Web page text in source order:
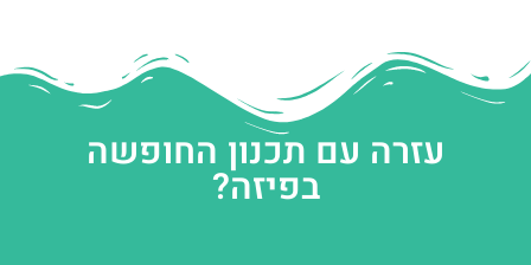
עזרה עם תכנון החופשה
בפיזה?